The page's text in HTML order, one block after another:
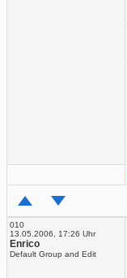
010
13.05.2006, 17:26 Uhr
Enrico
Default Group and Edit